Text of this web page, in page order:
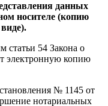
данных
носителе (копию
статьи 54 Закона о
электронную копию
№ 1145 от
нотариальных